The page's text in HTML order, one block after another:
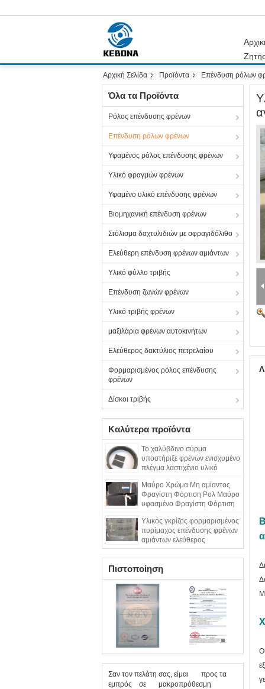
Αρχική Σελίδα Προϊόντα Επένδυση ρόλων
Όλα τα Προϊόντα
Ρόλος επένδυσης φρένων
Επένδυση ρόλων φρένων
Υφαμένος ρόλος επένδυσης φρένων
Υλικό φραγμών φρένων
Υφαμένο υλικό επένδυσης φρένων
Βιομηχανική επένδυση φρένων
Στόλισμα δαχτυλιδιών με σφραγιδόλιθο
Ελεύθερη επένδυση φρένων αμιάντων
Υλικό φύλλο τριβής
Επένδυση ζωνών φρένων
Υλικό τριβής φρένων
μαξιλάρια φρένων αυτοκινήτων
Ελεύθερος δακτύλιος πετρελαίου
Φορμαρισμένος ρόλος επένδυσης
φρένων
Δίσκοι τριβής
Καλύτερα προϊόντα
Το χαλύβδινο σύρμα
υποστήριξε φρένων ενισχυμένο
πλέγμα λαστιχένιο υλικό
το επένδυση
Μαύρο Χρώμα Μη αμίαντος
Φραγίστη Φόρτιση Ρολ Μαύρο
υφασμένο Φραγίστη Φόρτιση
Υλικός γκρίζος φορμαρισμένος
πυρίμαχος επένδυσης φρένων
αμιάντων ελεύθερος
εύκαμπτος
Πιστοποίηση
Σαν τον πελάτη σας, είμαι προς τα
εμπρός σε μακροπρόθεσμη